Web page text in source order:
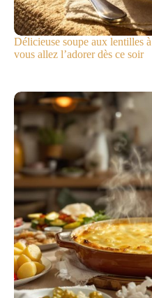
Délicieuse soupe aux lentilles
vous allez l’adorer dès ce soir